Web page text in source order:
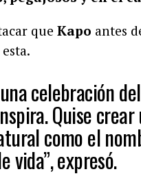
que Kapo antes
una celebración
Quise
como el
vida”, expresó.